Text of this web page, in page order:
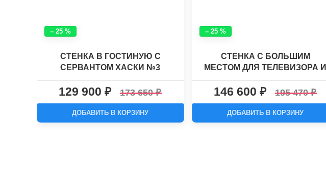
– 25 %
СТЕНКА В ГОСТИНУЮ С
СЕРВАНТОМ ХАСКИ №3
129 900 173 650
ДОБАВИТЬ В КОРЗИНУ
– 25 %
СТЕНКА С БОЛЬШИМ
МЕСТОМ ДЛЯ ТЕЛЕВИЗОРА И
УГЛОВЫМ ШКАФОМ ХАСКИ -
26
146 600 195 470
ДОБАВИТЬ В КОРЗИНУ